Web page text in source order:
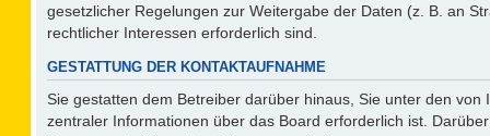
gesetzlicher Regelungen zur Weitergabe der Daten (z. B. an
rechtlicher Interessen erforderlich sind.
GESTATTUNG DER KONTAKTAUFNAHME
Sie gestatten dem Betreiber darüber hinaus, Sie unter den
zentraler Informationen über das Board erforderlich ist.